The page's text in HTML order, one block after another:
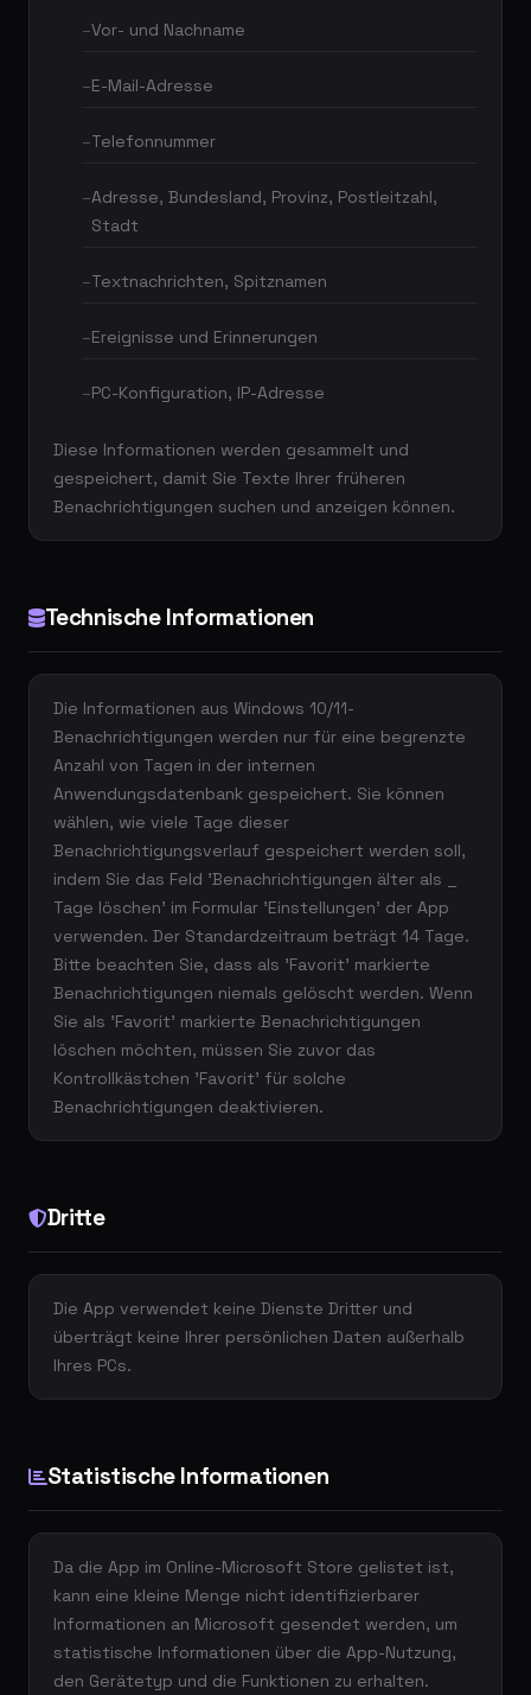
Vor- und Nachname
E-Mail-Adresse
Telefonnummer
Adresse, Bundesland, Provinz, Postleitzahl,
Stadt
Textnachrichten, Spitznamen
Ereignisse und Erinnerungen
PC-Konfiguration, IP-Adresse
Diese Informationen werden gesammelt und
gespeichert, damit Sie Texte Ihrer früheren
Benachrichtigungen suchen und anzeigen können.
Technische Informationen
Die Informationen aus Windows 10/11-
Benachrichtigungen werden nur für eine begrenzte
Anzahl von Tagen in der internen
Anwendungsdatenbank gespeichert. Sie können
wählen, wie viele Tage dieser
Benachrichtigungsverlauf gespeichert werden soll,
indem Sie das Feld 'Benachrichtigungen älter als _
Tage löschen' im Formular 'Einstellungen' der App
verwenden. Der Standardzeitraum beträgt 14 Tage.
Bitte beachten Sie, dass als 'Favorit' markierte
Benachrichtigungen niemals gelöscht werden. Wenn
Sie als 'Favorit' markierte Benachrichtigungen
löschen möchten, müssen Sie zuvor das
Kontrollkästchen 'Favorit' für solche
Benachrichtigungen deaktivieren.
Dritte
Die App verwendet keine Dienste Dritter und
überträgt keine Ihrer persönlichen Daten außerhalb
Ihres PCs.
Statistische Informationen
Da die App im Online-Microsoft Store gelistet ist,
kann eine kleine Menge nicht identifizierbarer
Informationen an Microsoft gesendet werden, um
statistische Informationen über die App-Nutzung,
den Gerätetyp und die Funktionen zu erhalten.